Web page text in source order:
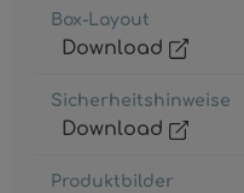
Box-Layout
Download
Sicherheitshinweise
Download
Produktbilder